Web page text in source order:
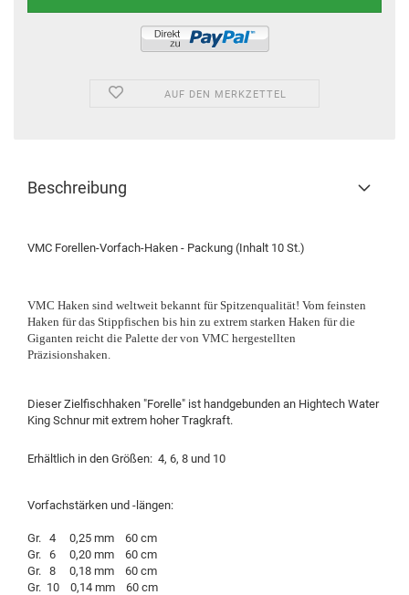
AUF DEN MERKZETTEL
Beschreibung
VMC Forellen-Vorfach-Haken - Packung (Inhalt 10 St.)
VMC Haken sind weltweit bekannt für Spitzenqualität! Vom feinsten
Haken für das Stippfischen bis hin zu extrem starken Haken für die
Giganten reicht die Palette der von VMC hergestellten
Präzisionshaken.
Dieser Zielfischhaken "Forelle" ist handgebunden an Hightech Water
King Schnur mit extrem hoher Tragkraft.
Erhältlich in den Größen: 4, 6, 8 und 10
Vorfachstärken und -längen:
Gr. 4 0,25 mm 60 cm
Gr. 6 0,20 mm 60 cm
Gr. 8 0,18 mm 60 cm
Gr. 10 0,14 mm 60 cm